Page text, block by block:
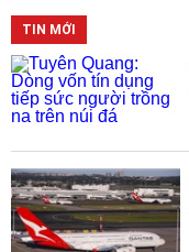
TIN MỚI